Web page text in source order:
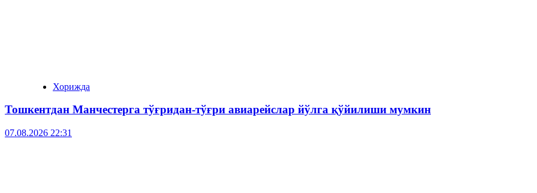
Хорижда
Тошкентдан Манчестерга тўғридан-тўғри авиарейслар йўлга қўйилиши мумкин
07.08.2026 22:31